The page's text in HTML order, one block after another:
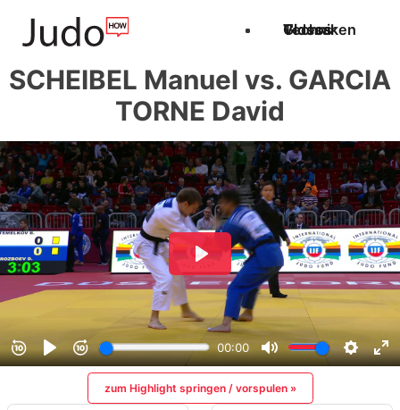
Techniken
Videos
Glossar
SCHEIBEL Manuel vs. GARCIA
TORNE David
zum Highlight springen / vorspulen »